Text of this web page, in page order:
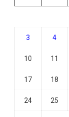
3 4
10 11
17 18
24 25